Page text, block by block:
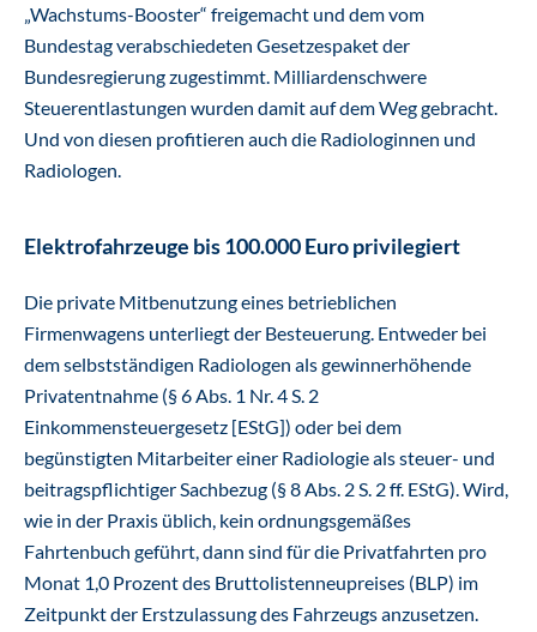
„Wachstums-Booster“ freigemacht und dem vom
Bundestag verabschiedeten Gesetzespaket der
Bundesregierung zugestimmt. Milliardenschwere
Steuerentlastungen wurden damit auf dem Weg gebracht.
Und von diesen profitieren auch die Radiologinnen und
Radiologen.
Elektrofahrzeuge bis 100.000 Euro privilegiert
Die private Mitbenutzung eines betrieblichen
Firmenwagens unterliegt der Besteuerung. Entweder bei
dem selbstständigen Radiologen als gewinnerhöhende
Privatentnahme (§ 6 Abs. 1 Nr. 4 S. 2
Einkommensteuergesetz [EStG]) oder bei dem
begünstigten Mitarbeiter einer Radiologie als steuer- und
beitragspflichtiger Sachbezug (§ 8 Abs. 2 S. 2 ff. EStG). Wird,
wie in der Praxis üblich, kein ordnungsgemäßes
Fahrtenbuch geführt, dann sind für die Privatfahrten pro
Monat 1,0 Prozent des Bruttolistenneupreises (BLP) im
Zeitpunkt der Erstzulassung des Fahrzeugs anzusetzen.